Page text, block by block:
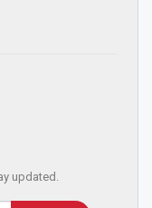
updated.